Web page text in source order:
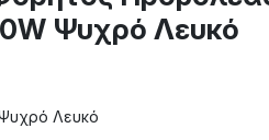
Ψυχρό Λευκό
Λευκό